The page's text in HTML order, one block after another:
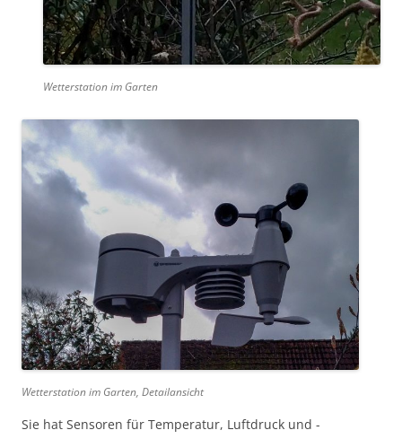
Wetterstation im Garten
Wetterstation im Garten, Detailansicht
Sie hat Sensoren für Temperatur, Luftdruck und -